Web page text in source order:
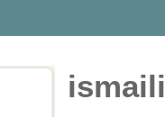
ismaili